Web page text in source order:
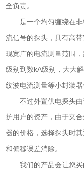
全负责。
是一个均匀缠绕在
流信号的探头，具有高
现宽广的电流测量范围
级别到数kA级别，大大
纹波电流测量等小封装器
不过外置供电探头
护用户的资产，由于夹
器的价格，选择探头时
和偏移误差消除。
我们的产品会让您